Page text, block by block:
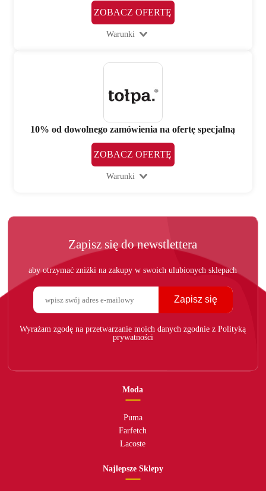
ZOBACZ OFERTĘ
Warunki
10% od dowolnego zamówienia na ofertę specjalną
ZOBACZ OFERTĘ
Warunki
Zapisz się do newstlettera
aby otrzymać zniżki na zakupy w swoich ulubionych sklepach
Zapisz się
Wyrażam zgodę na przetwarzanie moich danych zgodnie z Polityką
prywatności
Moda
Puma
Farfetch
Lacoste
Najlepsze Sklepy